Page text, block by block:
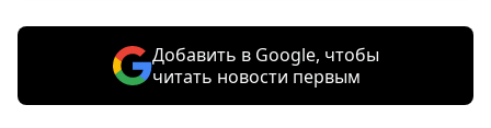
Добавить в Google, чтобы
читать новости первым